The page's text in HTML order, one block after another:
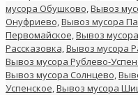
мусора Обушково,Вывоз
Онуфриево,Вывоз мусора
Первомайское,Вывоз
Рассказовка,Вывоз мусора
Вывоз мусора Рублево-
Вывоз мусора Солнцево,
Успенское,Вывоз мусора